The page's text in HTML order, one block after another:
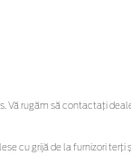
Vă rugăm să contactaţi
cu grijă de la furnizori